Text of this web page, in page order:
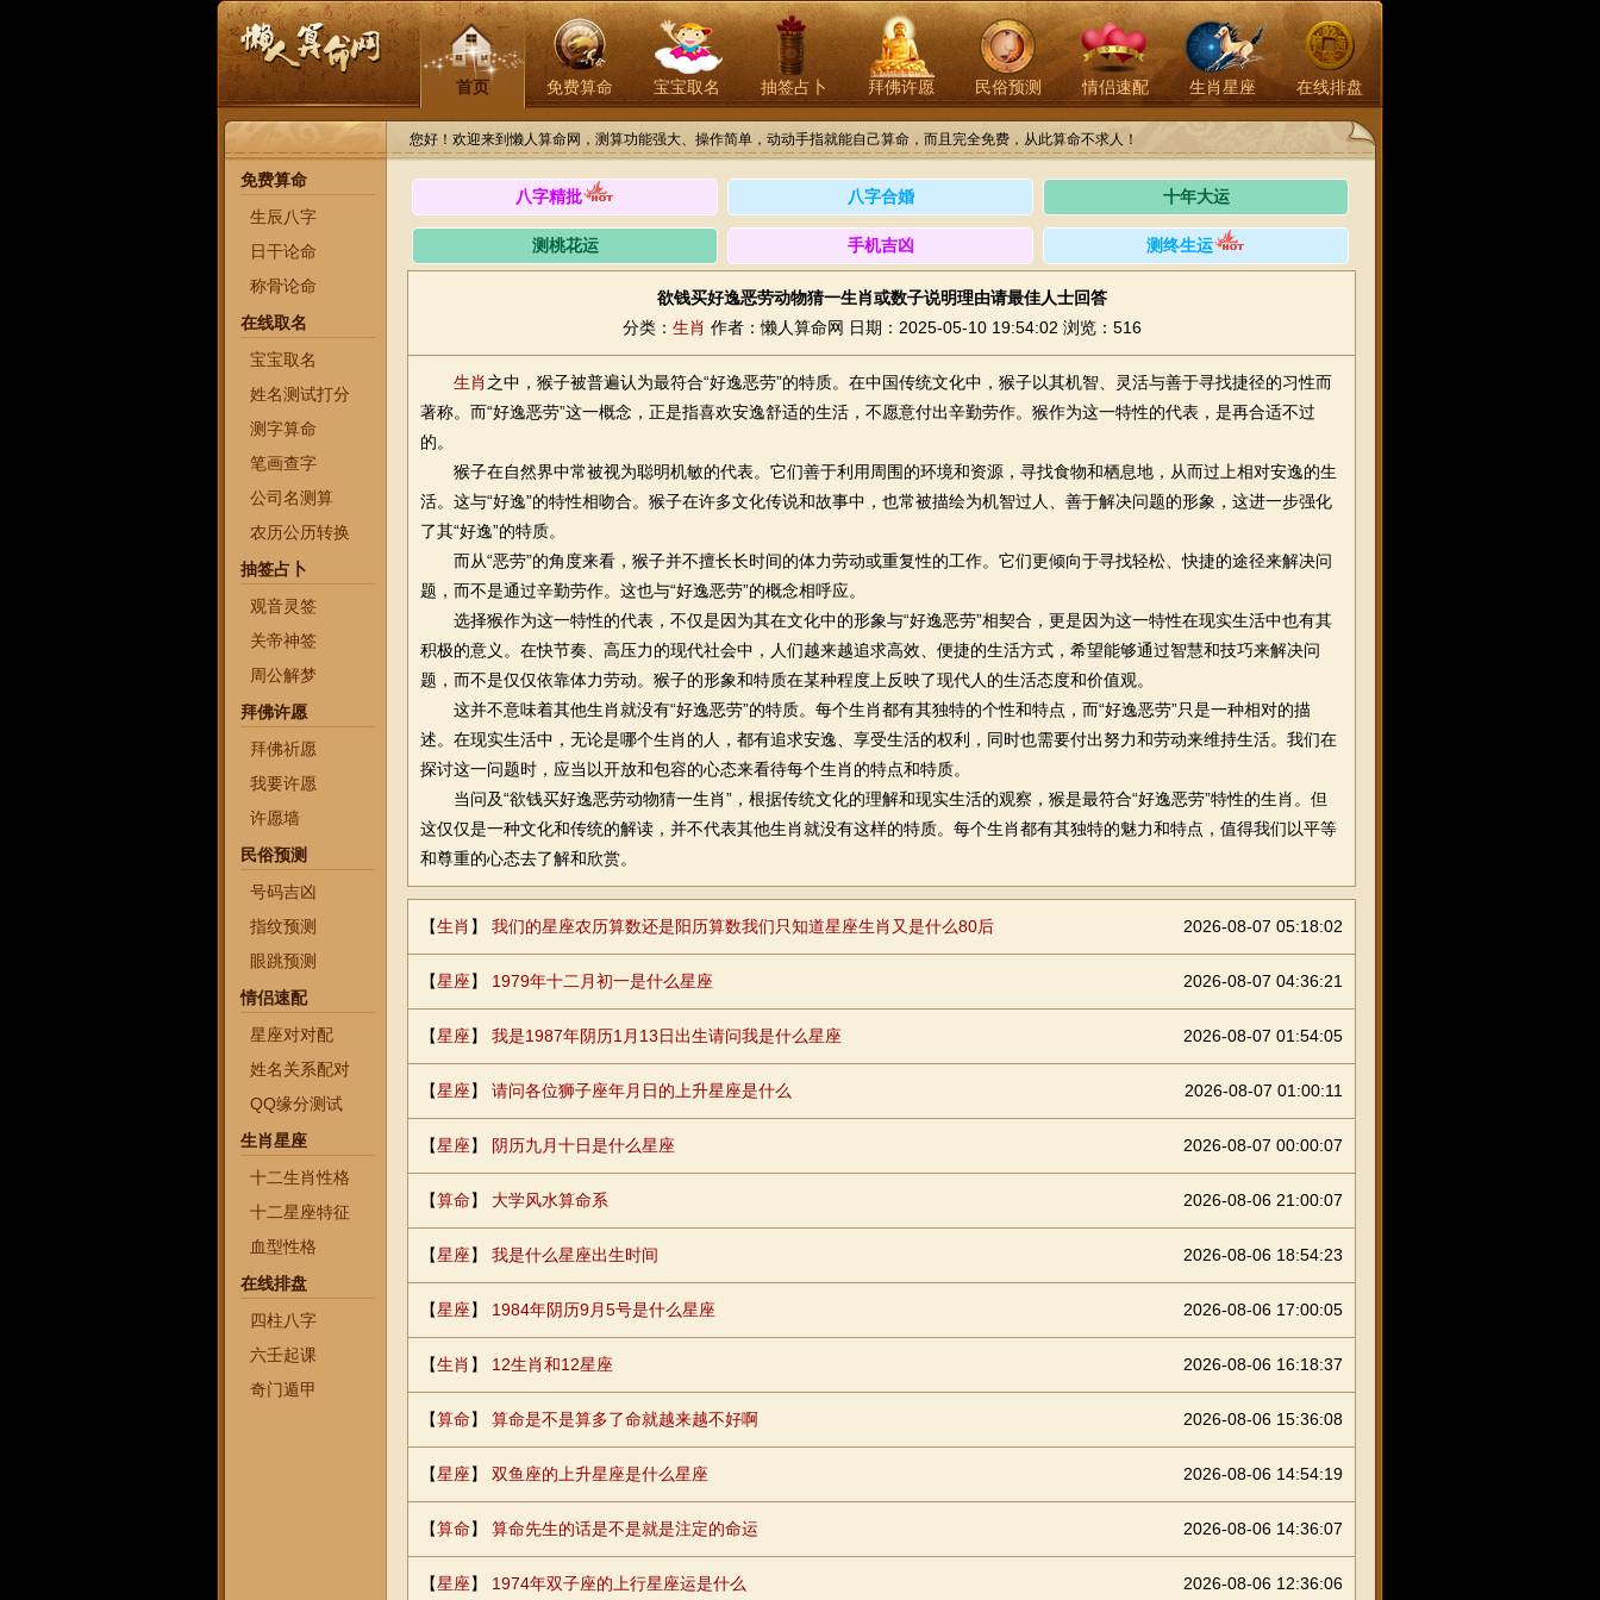
首页 免费算命 宝宝取名 抽签占卜 拜佛许愿 民俗预测 情侣速配 生肖星座 在线排盘
您好！欢迎来到懒人算命网，测算功能强大、操作简单，动动手指就能自己算命，而且完全免费，从此算命不求人！
免费算命
生辰八字
日干论命
称骨论命
在线取名
宝宝取名
姓名测试打分
测字算命
笔画查字
公司名测算
农历公历转换
抽签占卜
观音灵签
关帝神签
周公解梦
拜佛许愿
拜佛祈愿
我要许愿
许愿墙
民俗预测
号码吉凶
指纹预测
眼跳预测
情侣速配
星座对对配
姓名关系配对
QQ缘分测试
生肖星座
十二生肖性格
十二星座特征
血型性格
在线排盘
四柱八字
六壬起课
奇门遁甲
八字精批 八字合婚 十年大运
测桃花运 手机吉凶 测终生运
欲钱买好逸恶劳动物猜一生肖或数子说明理由请最佳人士回答
分类： 生肖 作者：懒人算命网 日期：2025-05-10 19:54:02 浏览：516
生肖之中，猴子被普遍认为最符合“好逸恶劳”的特质。在中国传统文化中，猴子以其机智、灵活与善于寻找捷径的习性而
著称。而“好逸恶劳”这一概念，正是指喜欢安逸舒适的生活，不愿意付出辛勤劳作。猴作为这一特性的代表，是再合适不过
的。
猴子在自然界中常被视为聪明机敏的代表。它们善于利用周围的环境和资源，寻找食物和栖息地，从而过上相对安逸的生
活。这与“好逸”的特性相吻合。猴子在许多文化传说和故事中，也常被描绘为机智过人、善于解决问题的形象，这进一步强化
了其“好逸”的特质。
而从“恶劳”的角度来看，猴子并不擅长长时间的体力劳动或重复性的工作。它们更倾向于寻找轻松、快捷的途径来解决问
题，而不是通过辛勤劳作。这也与“好逸恶劳”的概念相呼应。
选择猴作为这一特性的代表，不仅是因为其在文化中的形象与“好逸恶劳”相契合，更是因为这一特性在现实生活中也有其
积极的意义。在快节奏、高压力的现代社会中，人们越来越追求高效、便捷的生活方式，希望能够通过智慧和技巧来解决问
题，而不是仅仅依靠体力劳动。猴子的形象和特质在某种程度上反映了现代人的生活态度和价值观。
这并不意味着其他生肖就没有“好逸恶劳”的特质。每个生肖都有其独特的个性和特点，而“好逸恶劳”只是一种相对的描
述。在现实生活中，无论是哪个生肖的人，都有追求安逸、享受生活的权利，同时也需要付出努力和劳动来维持生活。我们在
探讨这一问题时，应当以开放和包容的心态来看待每个生肖的特点和特质。
当问及“欲钱买好逸恶劳动物猜一生肖”，根据传统文化的理解和现实生活的观察，猴是最符合“好逸恶劳”特性的生肖。但
这仅仅是一种文化和传统的解读，并不代表其他生肖就没有这样的特质。每个生肖都有其独特的魅力和特点，值得我们以平等
和尊重的心态去了解和欣赏。
【生肖 】 我们的星座农历算数还是阳历算数我们只知道星座生肖又是什么80后 2026-08-07 05:18:02
【星座】 1979年十二月初一是什么星座 2026-08-07 04:36:21
【星座】 我是1987年阴历1月13日出生请问我是什么星座 2026-08-07 01:54:05
【星座】 请问各位狮子座年月日的上升星座是什么 2026-08-07 01:00:11
【星座】 阴历九月十日是什么星座 2026-08-07 00:00:07
【算命】 大学风水算命系 2026-08-06 21:00:07
【星座】 我是什么星座出生时间 2026-08-06 18:54:23
【星座】 1984年阴历9月5号是什么星座 2026-08-06 17:00:05
【生肖 】 12生肖和12星座 2026-08-06 16:18:37
【算命】 算命是不是算多了命就越来越不好啊 2026-08-06 15:36:08
【星座】 双鱼座的上升星座是什么星座 2026-08-06 14:54:19
【算命】 算命先生的话是不是就是注定的命运 2026-08-06 14:36:07
【星座】 1974年双子座的上行星座运是什么 2026-08-06 12:36:06